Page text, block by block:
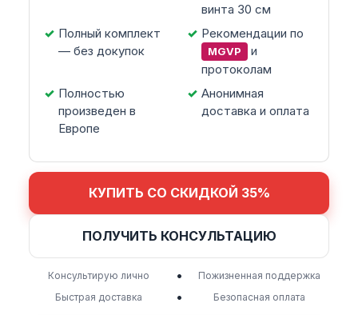
винта 30 см
Полный комплект
— без докупок
Рекомендации по
MGVP
и
протоколам
Полностью
произведен в
Европе
Анонимная
доставка и оплата
КУПИТЬ СО СКИДКОЙ 35%
ПОЛУЧИТЬ КОНСУЛЬТАЦИЮ
Консультирую лично •
Пожизненная поддержка
Быстрая доставка
• Безопасная оплата